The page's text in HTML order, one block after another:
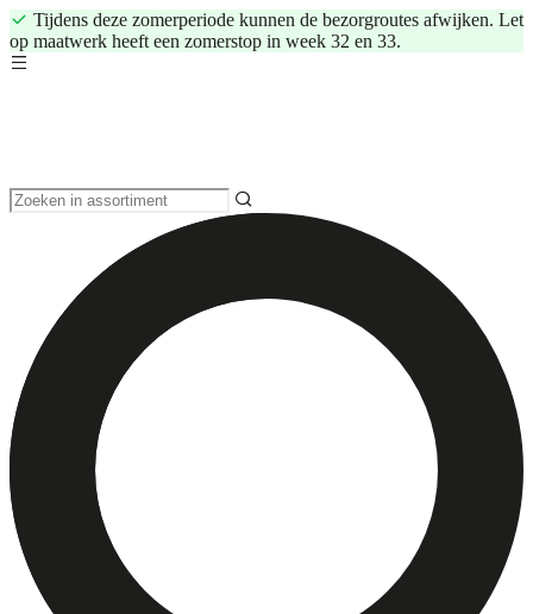
Tijdens deze zomerperiode kunnen de bezorgroutes afwijken. Let
op maatwerk heeft een zomerstop in week 32 en 33.